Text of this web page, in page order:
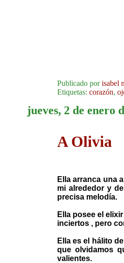
Publicado porisabel
Etiquetas: corazón,
jueves, 2 de enero
A Olivia
Ella arranca una
mi alrededor y
precisa melodía.
Ella posee el
inciertos , pero
Ella es el hálito
que olvidamos
valientes.